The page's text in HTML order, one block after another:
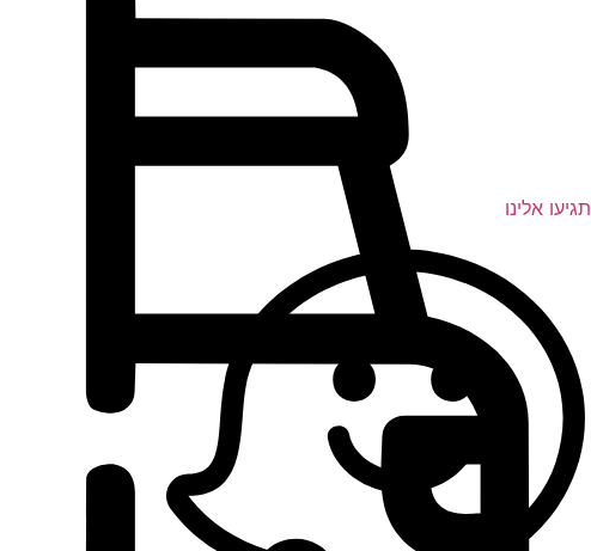
תגיעו אלינו